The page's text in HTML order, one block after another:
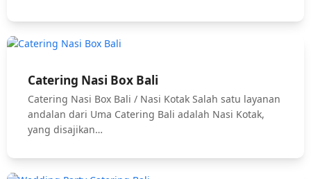
Catering Nasi Box Bali
Catering Nasi Box Bali / Nasi Kotak Salah satu layanan
andalan dari Uma Catering Bali adalah Nasi Kotak,
yang disajikan…